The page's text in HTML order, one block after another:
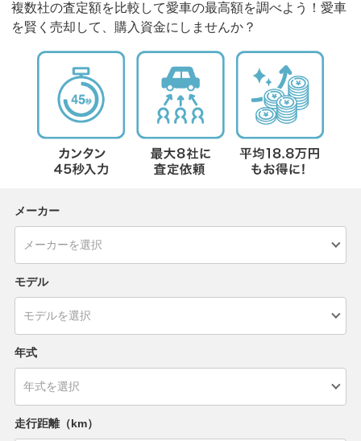
複数社の査定額を比較して愛車の最高額を調べよう！愛車
を賢く売却して、購入資金にしませんか？
メーカー
モデル
年式
走行距離（km）